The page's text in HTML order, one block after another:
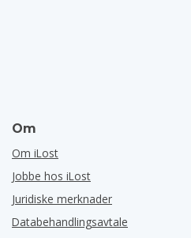
Om
Om iLost
Jobbe hos iLost
Juridiske merknader
Databehandlingsavtale